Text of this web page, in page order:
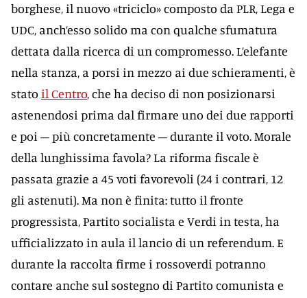
borghese, il nuovo «triciclo» composto da PLR, Lega e
UDC, anch’esso solido ma con qualche sfumatura
dettata dalla ricerca di un compromesso. L’elefante
nella stanza, a porsi in mezzo ai due schieramenti, è
stato il Centro, che ha deciso di non posizionarsi
astenendosi prima dal firmare uno dei due rapporti
e poi – più concretamente – durante il voto. Morale
della lunghissima favola? La riforma fiscale è
passata grazie a 45 voti favorevoli (24 i contrari, 12
gli astenuti). Ma non è finita: tutto il fronte
progressista, Partito socialista e Verdi in testa, ha
ufficializzato in aula il lancio di un referendum. E
durante la raccolta firme i rossoverdi potranno
contare anche sul sostegno di Partito comunista e